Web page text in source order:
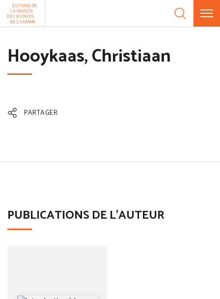
Aller au contenu
Hooykaas, Christiaan
PARTAGER
PUBLICATIONS DE L'AUTEUR
Panneau de gestion des cookies